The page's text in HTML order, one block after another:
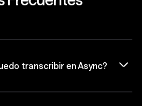
transcribir en Async?